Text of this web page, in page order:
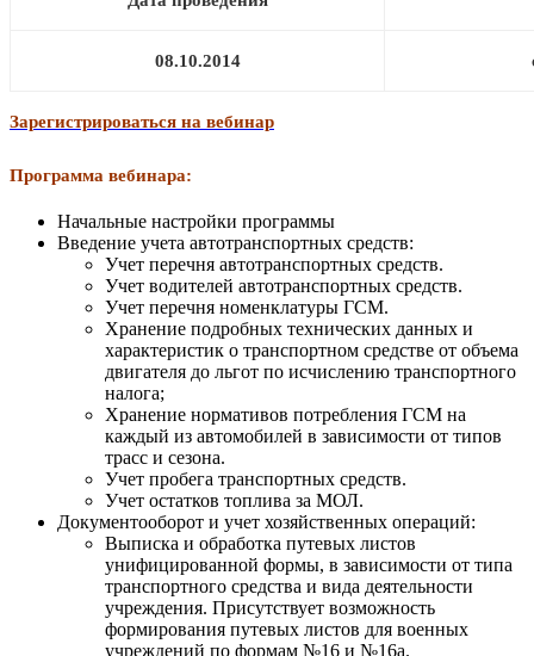
08.10.2014
Зарегистрироваться на вебинар
Программа вебинара:
Начальные настройки программы
Введение учета автотранспортных средств:
Учет перечня автотранспортных средств.
Учет водителей автотранспортных средств.
Учет перечня номенклатуры ГСМ.
Хранение подробных технических данных и
характеристик о транспортном средстве от объема
двигателя до льгот по исчислению транспортного
налога;
Хранение нормативов потребления ГСМ на
каждый из автомобилей в зависимости от типов
трасс и сезона.
Учет пробега транспортных средств.
Учет остатков топлива за МОЛ.
Документооборот и учет хозяйственных операций:
Выписка и обработка путевых листов
унифицированной формы, в зависимости от типа
транспортного средства и вида деятельности
учреждения. Присутствует возможность
формирования путевых листов для военных
учреждений по формам №16 и №16а.